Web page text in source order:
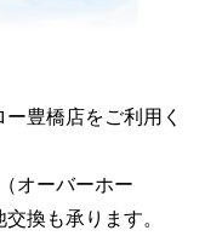
豊橋店をご利用く
オーバーホー
換も承ります。